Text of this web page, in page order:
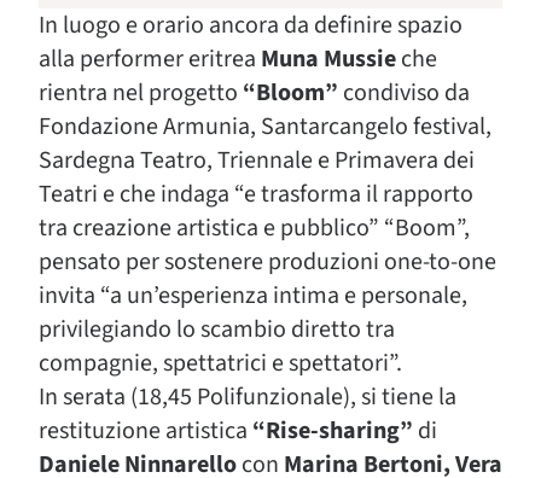
In luogo e orario ancora da definire spazio
alla performer eritrea Muna Mussieche
rientra nel progetto “Bloom” condiviso da
Fondazione Armunia, Santarcangelo festival,
Sardegna Teatro, Triennale e Primavera dei
Teatri e che indaga “e trasforma il rapporto
tra creazione artistica e pubblico” “Boom”,
pensato per sostenere produzioni one-to-one
invita “a un’esperienza intima e personale,
privilegiando lo scambio diretto tra
compagnie, spettatrici e spettatori”.
In serata (18,45 Polifunzionale), si tiene la
restituzione artistica “Rise-sharing” di
Daniele Ninnarellocon Marina Bertoni, Vera